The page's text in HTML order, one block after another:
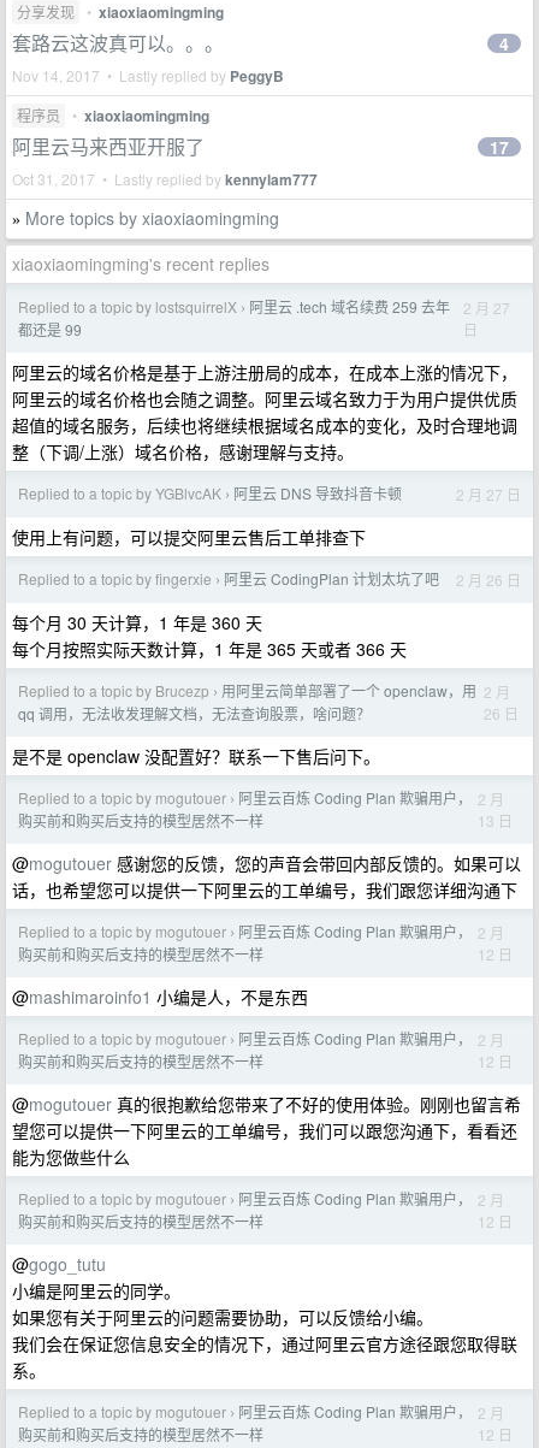
分享发现 • xiaoxiaomingming
套路云这波真可以。。。
Nov 14, 2017 • Lastly replied by PeggyB
4
程序员 • xiaoxiaomingming
阿里云马来西亚开服了
Oct 31, 2017 • Lastly replied bykennylam777
17
» More topics by xiaoxiaomingming
xiaoxiaomingming's recent replies
Replied to a topic by lostsquirrelX › 阿里云 .tech 域名续费 259 去年
都还是 99
2 月 27
日
阿里云的域名价格是基于上游注册局的成本，在成本上涨的情况下，
阿里云的域名价格也会随之调整。阿里云域名致力于为用户提供优质
超值的域名服务，后续也将继续根据域名成本的变化，及时合理地调
整（下调/上涨）域名价格，感谢理解与支持。
Replied to a topic by YGBlvcAK › 阿里云 DNS 导致抖音卡顿 2 月 27 日
使用上有问题，可以提交阿里云售后工单排查下
Replied to a topic by fingerxie › 阿里云 CodingPlan 计划太坑了吧 2 月 26 日
每个月 30 天计算，1 年是 360 天
每个月按照实际天数计算，1 年是 365 天或者 366 天
Replied to a topic by Brucezp › 用阿里云简单部署了一个 openclaw，用
qq 调用，无法收发理解文档，无法查询股票，啥问题？
2 月
26 日
是不是 openclaw 没配置好？联系一下售后问下。
Replied to a topic by mogutouer › 阿里云百炼 Coding Plan 欺骗用户，
购买前和购买后支持的模型居然不一样
2 月
13 日
@mogutouer 感谢您的反馈，您的声音会带回内部反馈的。如果可以
话，也希望您可以提供一下阿里云的工单编号，我们跟您详细沟通下
Replied to a topic by mogutouer › 阿里云百炼 Coding Plan 欺骗用户，
购买前和购买后支持的模型居然不一样
2 月
12 日
@mashimaroinfo1 小编是人，不是东西
Replied to a topic by mogutouer › 阿里云百炼 Coding Plan 欺骗用户，
购买前和购买后支持的模型居然不一样
2 月
12 日
@mogutouer 真的很抱歉给您带来了不好的使用体验。刚刚也留言希
望您可以提供一下阿里云的工单编号，我们可以跟您沟通下，看看还
能为您做些什么
Replied to a topic by mogutouer › 阿里云百炼 Coding Plan 欺骗用户，
购买前和购买后支持的模型居然不一样
2 月
12 日
@gogo_tutu
小编是阿里云的同学。
如果您有关于阿里云的问题需要协助，可以反馈给小编。
我们会在保证您信息安全的情况下，通过阿里云官方途径跟您取得联
系。
Replied to a topic by mogutouer › 阿里云百炼 Coding Plan 欺骗用户，
购买前和购买后支持的模型居然不一样
2 月
12 日